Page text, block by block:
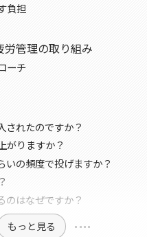
負担
労管理の取り組み
ーチ
されたのですか？
がりますか？
いの頻度で投げますか？
のはなぜですか？
もっと見る